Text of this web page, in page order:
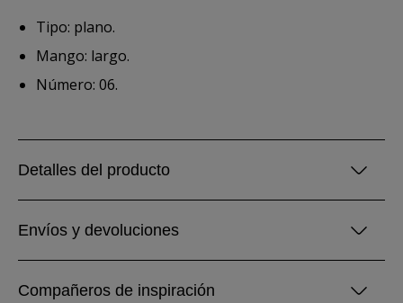
Tipo: plano.
Mango: largo.
Número: 06.
Detalles del producto
Envíos y devoluciones
Compañeros de inspiración